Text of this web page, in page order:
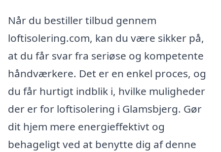
Når du bestiller tilbud gennem
loftisolering.com, kan du være sikker på,
at du får svar fra seriøse og kompetente
håndværkere. Det er en enkel proces, og
du får hurtigt indblik i, hvilke muligheder
der er for loftisolering i Glamsbjerg. Gør
dit hjem mere energieffektivt og
behageligt ved at benytte dig af denne